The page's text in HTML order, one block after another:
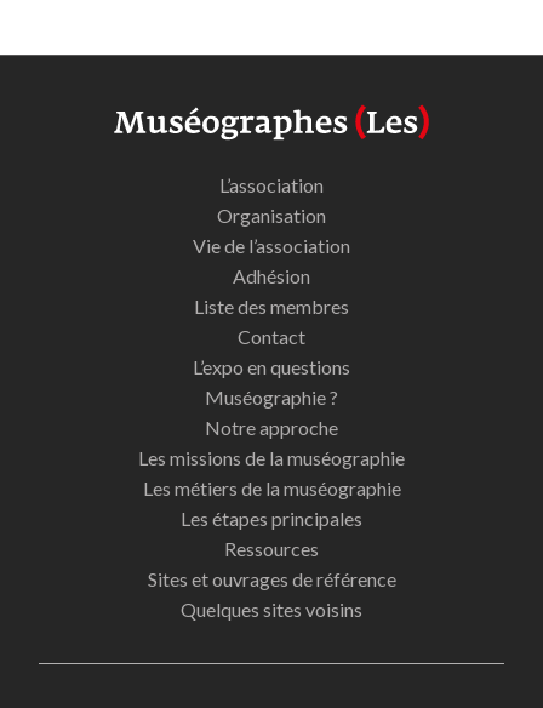
L’association
Organisation
Vie de l’association
Adhésion
Liste des membres
Contact
L’expo en questions
Muséographie ?
Notre approche
Les missions de la muséographie
Les métiers de la muséographie
Les étapes principales
Ressources
Sites et ouvrages de référence
Quelques sites voisins